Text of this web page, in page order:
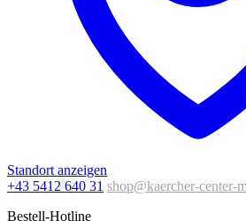
Standort anzeigen
+43 5412 640 31 shop@kaercher-center-
Bestell-Hotline